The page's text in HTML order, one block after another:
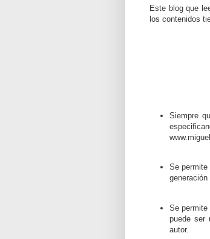
Este blog que
los contenidos
Siempre
Se
Se
puede ser
autor.